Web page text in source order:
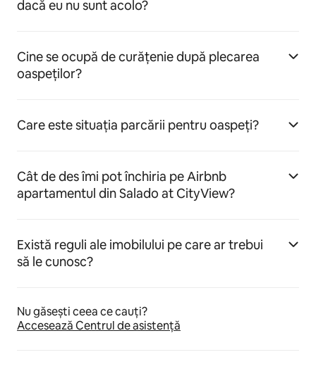
dacă eu nu sunt acolo?
Cine se ocupă de curățenie după plecarea
oaspeților?
Care este situația parcării pentru oaspeți?
Cât de des îmi pot închiria pe Airbnb
apartamentul din Salado at CityView?
Există reguli ale imobilului pe care ar trebui
să le cunosc?
Nu găsești ceea ce cauți?
Accesează Centrul de asistență